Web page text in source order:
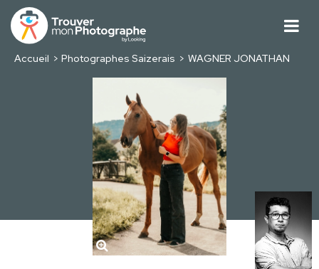
Accueil Photographes Saizerais WAGNER JONATHAN